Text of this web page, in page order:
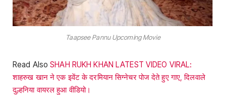
Taapsee Pannu Upcoming Movie
Read AlsoSHAH RUKH KHAN LATEST VIDEO VIRAL:
शाहरुख खान ने एक इवेंट के दरमियान सिग्नेचर पोज देते हुए गाए, दिलवाले
दुल्हनिया वायरल हुआ वीडियो।